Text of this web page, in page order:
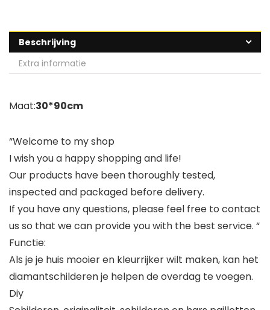
Beschrijving
Extra informatie
Maat:30*90cm
“Welcome to my shop
I wish you a happy shopping and life!
Our products have been thoroughly tested,
inspected and packaged before delivery.
If you have any questions, please feel free to contact
us so that we can provide you with the best service. “
Functie:
Als je je huis mooier en kleurrijker wilt maken, kan het
diamantschilderen je helpen de overdag te voegen.
Diy